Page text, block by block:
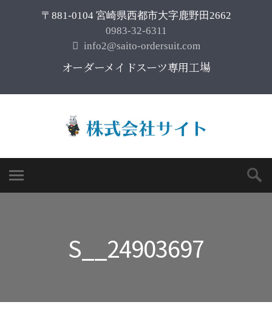
〒881-0104 宮崎県西都市大字鹿野田2662
0983-32-6311
info2@saito-ordersuit.com
オーダーメイドスーツ専用工場
S__24903697